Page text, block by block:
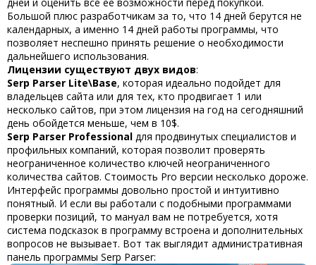
Большой плюс разработчикам за то, что 14 дней берутся не
календарных, а именно 14 дней работы программы, что
позволяет неспешно принять решение о необходимости
дальнейшего использования.
Лицензии существуют двух видов:
Serp Parser Lite\Base, которая идеально подойдет для
владельцев сайта или для тех, кто продвигает 1 или
несколько сайтов, при этом лицензия на год на сегодняшний
день обойдется меньше, чем в 10$.
Serp Parser Professional для продвинутых специалистов и
профильных компаний, которая позволит проверять
неограниченное количество ключей неограниченного
количества сайтов. Стоимость Pro версии несколько дороже.
Интерфейс программы довольно простой и интуитивно
понятный. И если вы работали с подобными программами
проверки позиций, то мануал вам не потребуется, хотя
система подсказок в программу встроена и дополнительных
вопросов не вызывает. Вот так выглядит административная
панель программы Serp Parser: